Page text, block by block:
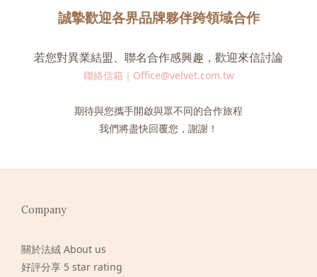
誠摯歡迎各界品牌夥伴跨領域合作
若您對異業結盟、聯名合作感興趣，歡迎來信討論
聯絡信箱｜Office@velvet.com.tw
期待與您攜手開啟與眾不同的合作旅程
我們將盡快回覆您，謝謝！
Company
關於法絨 About us
好評分享 5 star rating